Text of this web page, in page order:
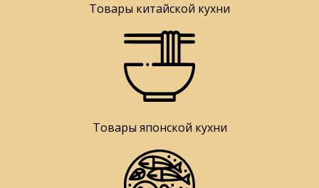
Товары китайской кухни
Товары японской кухни